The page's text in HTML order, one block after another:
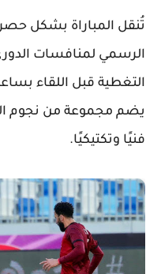
تُنقل المباراة بشكل
الرسمي لمنافسات
التغطية قبل اللقاء
يضم مجموعة من نجوم
فنيًا وتكتيكيًا.